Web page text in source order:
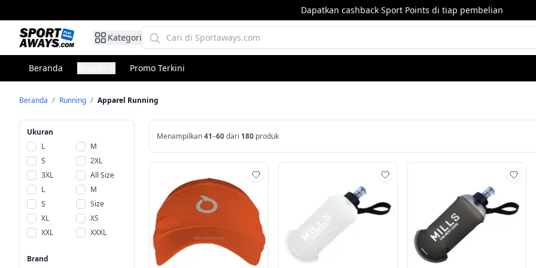
Dapatkan cashback Sport Points di tiap pembelian
Kategori
Beranda Promo Terkini
Beranda / Running / Apparel Running
Ukuran
L
M
S
2XL
3XL
All Size
L
M
S
Size
XL
XS
XXL
XXXL
Brand
Menampilkan41–60dari 180 produk